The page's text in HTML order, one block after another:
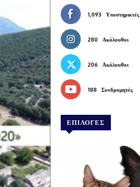
1,093 Υποστηρικτές
280 Ακόλουθοι
206 Ακόλουθοι
188 Συνδρομητές
ΕΠΙΛΟΓΕΣ